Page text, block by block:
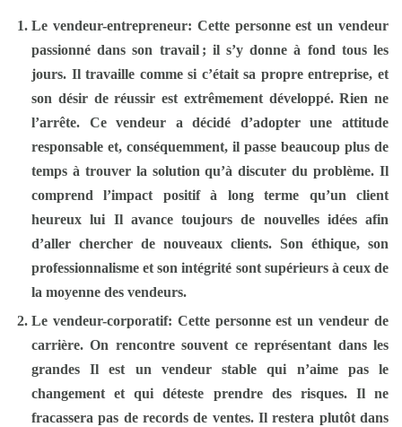
Le vendeur-entrepreneur: Cette personne est un vendeur
passionné dans son travail ; il s’y donne à fond tous les
jours. Il travaille comme si c’était sa propre entreprise, et
son désir de réussir est extrêmement développé. Rien ne
l’arrête. Ce vendeur a décidé d’adopter une attitude
responsable et, conséquemment, il passe beaucoup plus de
temps à trouver la solution qu’à discuter du problème. Il
comprend l’impact positif à long terme qu’un client
heureux lui Il avance toujours de nouvelles idées afin
d’aller chercher de nouveaux clients. Son éthique, son
professionnalisme et son intégrité sont supérieurs à ceux de
la moyenne des vendeurs.
Le vendeur-corporatif: Cette personne est un vendeur de
carrière. On rencontre souvent ce représentant dans les
grandes Il est un vendeur stable qui n’aime pas le
changement et qui déteste prendre des risques. Il ne
fracassera pas de records de ventes. Il restera plutôt dans